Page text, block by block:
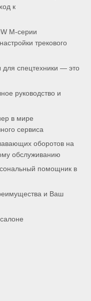
к
M-серии
трекового
для спецтехники — это
руководство и
в мире
сервиса
оборотов на
обслуживанию
помощник в
и Ваш